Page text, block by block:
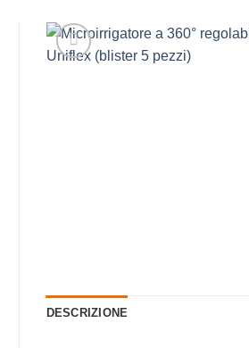
DESCRIZIONE